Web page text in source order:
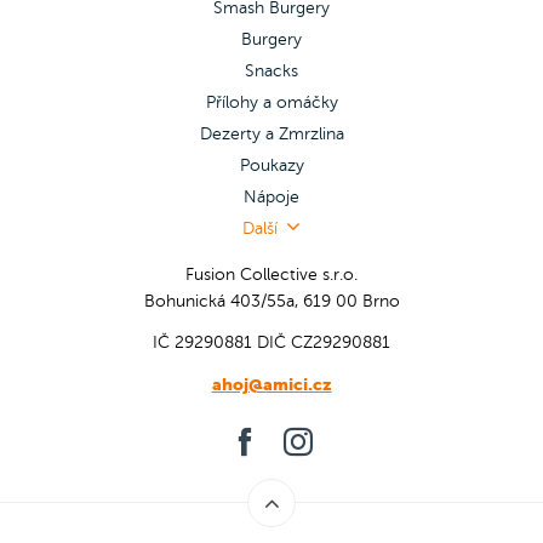
Smash Burgery
Burgery
Snacks
Přílohy a omáčky
Dezerty a Zmrzlina
Poukazy
Nápoje
Další
Fusion Collective s.r.o.
Bohunická 403/55a, 619 00 Brno
IČ 29290881 DIČ CZ29290881
ahoj@amici.cz